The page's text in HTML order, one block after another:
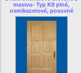
masivu- Typ K8 plné,
osmikazetové, posuvné